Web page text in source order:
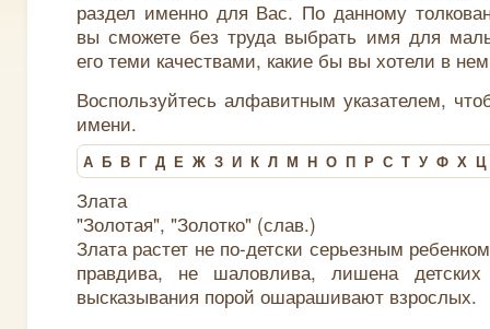
раздел именно для Вас. По данному
вы сможете без труда выбрать имя для
его теми качествами, какие бы вы хотели в
Воспользуйтесь алфавитным указателем,
имени.
А Б В Г Д Е Ж З И К Л М Н О П Р С Т У Ф Х Ц
Злата
"Золотая", "Золотко" (слав.)
Злата растет не по-детски серьезным
правдива, не шаловлива, лишена
высказывания порой ошарашивают взрослых.